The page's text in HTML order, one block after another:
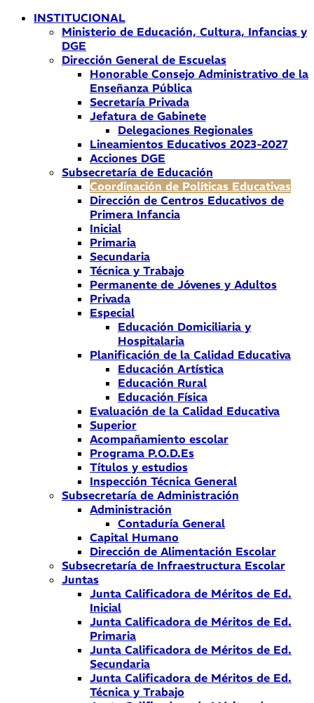
INSTITUCIONAL
Ministerio de Educación, Cultura, Infancias y
DGE
Dirección General de Escuelas
Honorable Consejo Administrativo de la
Enseñanza Pública
Secretaría Privada
Jefatura de Gabinete
Delegaciones Regionales
Lineamientos Educativos 2023-2027
Acciones DGE
Subsecretaría de Educación
Coordinación de Políticas Educativas
Dirección de Centros Educativos de
Primera Infancia
Inicial
Primaria
Secundaria
Técnica y Trabajo
Permanente de Jóvenes y Adultos
Privada
Especial
Educación Domiciliaria y
Hospitalaria
Planificación de la Calidad Educativa
Educación Artística
Educación Rural
Educación Física
Evaluación de la Calidad Educativa
Superior
Acompañamiento escolar
Programa P.O.D.Es
Títulos y estudios
Inspección Técnica General
Subsecretaría de Administración
Administración
Contaduría General
Capital Humano
Dirección de Alimentación Escolar
Subsecretaría de Infraestructura Escolar
Juntas
Junta Calificadora de Méritos de Ed.
Inicial
Junta Calificadora de Méritos de Ed.
Primaria
Junta Calificadora de Méritos de Ed.
Secundaria
Junta Calificadora de Méritos de Ed.
Técnica y Trabajo